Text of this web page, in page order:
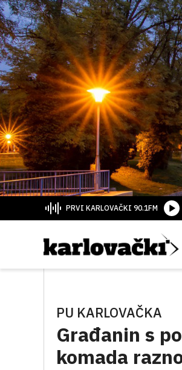
PRVI KARLOVAČKI 90.1FM
PU KARLOVAČKA
Građanin s
komada